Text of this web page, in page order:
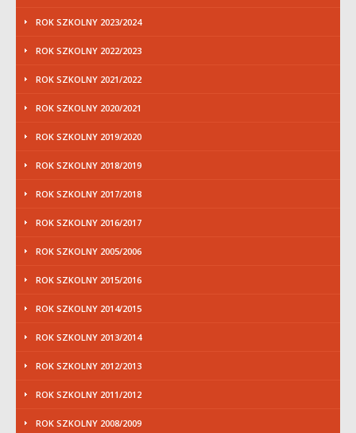
ROK SZKOLNY 2023/2024
ROK SZKOLNY 2022/2023
ROK SZKOLNY 2021/2022
ROK SZKOLNY 2020/2021
ROK SZKOLNY 2019/2020
ROK SZKOLNY 2018/2019
ROK SZKOLNY 2017/2018
ROK SZKOLNY 2016/2017
ROK SZKOLNY 2005/2006
ROK SZKOLNY 2015/2016
ROK SZKOLNY 2014/2015
ROK SZKOLNY 2013/2014
ROK SZKOLNY 2012/2013
ROK SZKOLNY 2011/2012
ROK SZKOLNY 2008/2009